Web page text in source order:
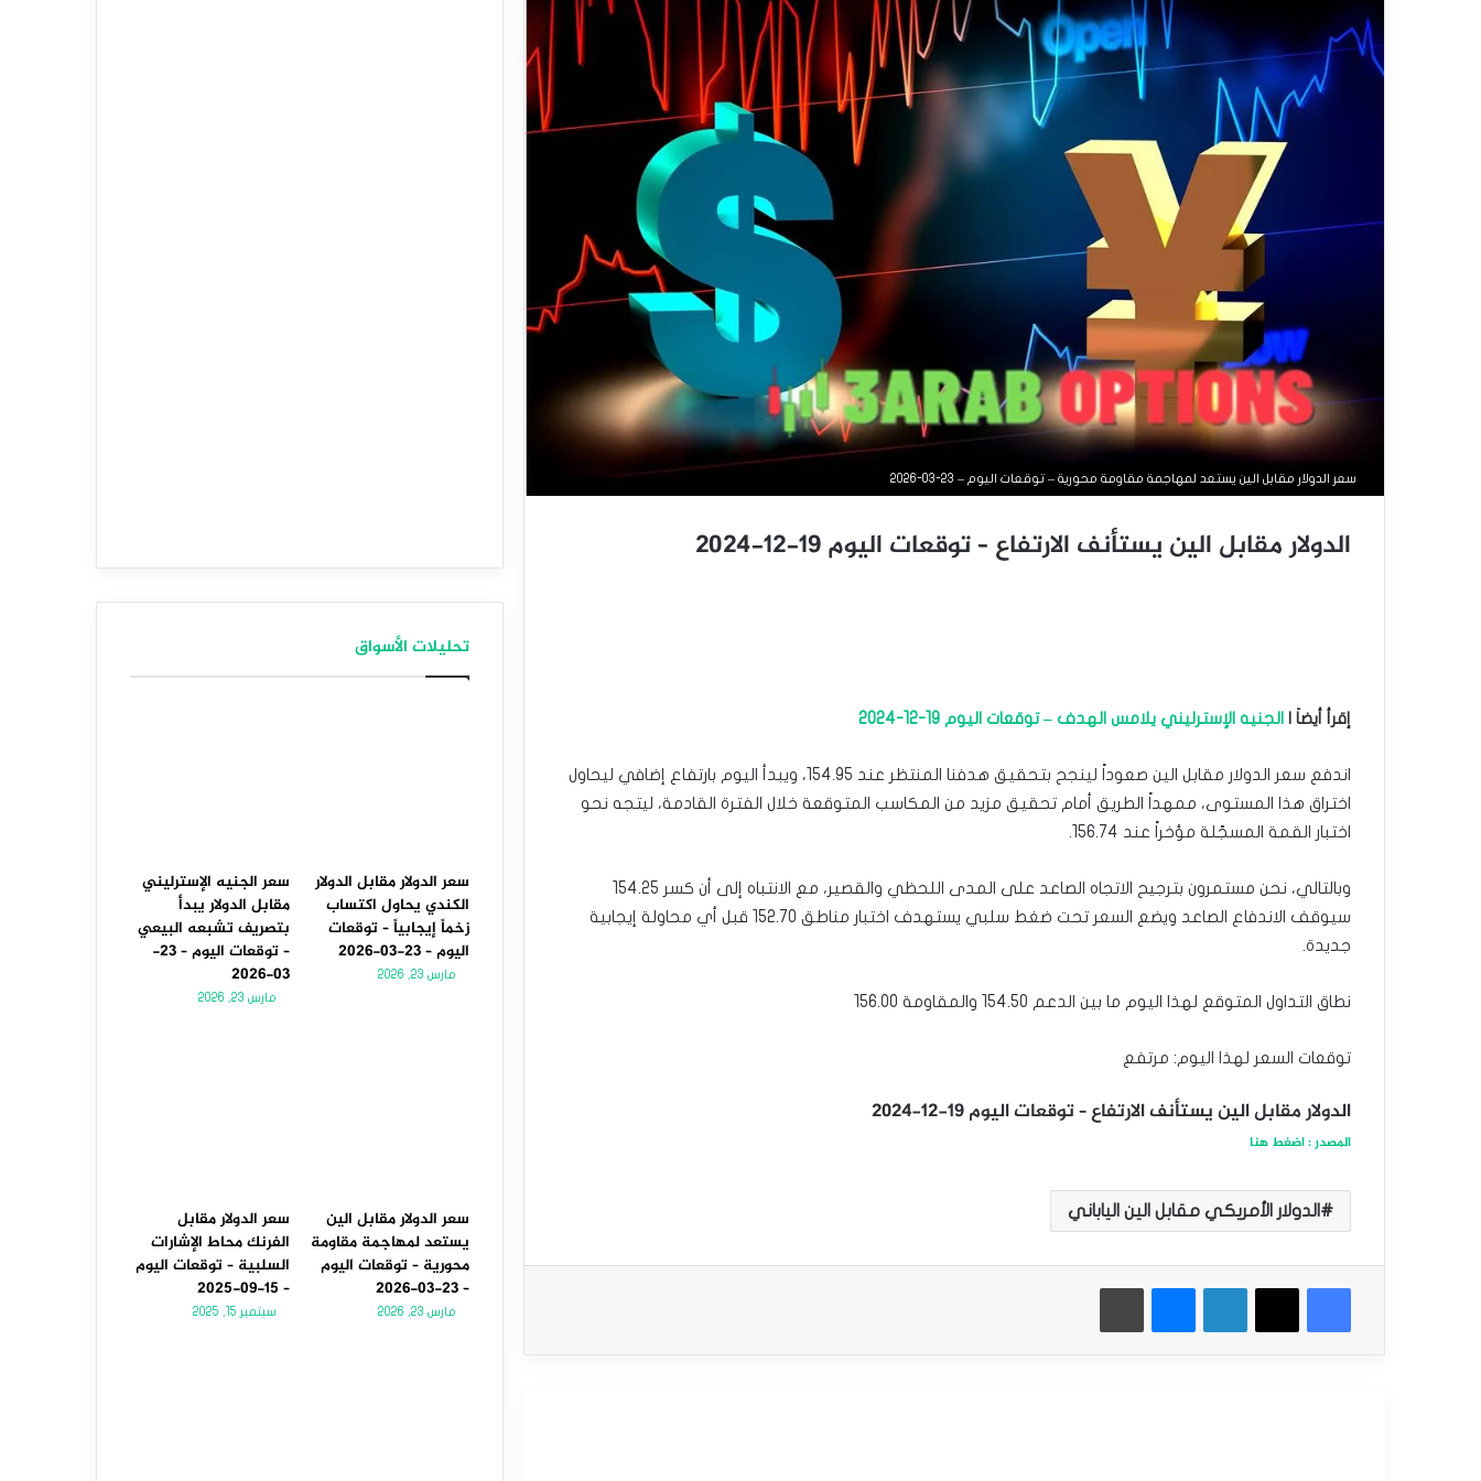
سعر الدولار مقابل الين يستعد لمهاجمة مقاومة محورية – توقعات اليوم – 23-03-2026
الدولار مقابل الين يستأنف الارتفاع – توقعات اليوم 19-12-2024
إقرأ أيضاَ | الجنيه الإسترليني يلامس الهدف – توقعات اليوم 19-12-2024
اندفع سعر الدولار مقابل الين صعوداً لينجح بتحقيق هدفنا المنتظر عند 154.95، ويبدأ اليوم بارتفاع إضافي ليحاول
اختراق هذا المستوى، ممهداً الطريق أمام تحقيق مزيد من المكاسب المتوقعة خلال الفترة القادمة، ليتجه نحو
اختبار القمة المسجّلة مؤخراً عند 156.74.
وبالتالي، نحن مستمرون بترجيح الاتجاه الصاعد على المدى اللحظي والقصير، مع الانتباه إلى أن كسر 154.25
سيوقف الاندفاع الصاعد ويضع السعر تحت ضغط سلبي يستهدف اختبار مناطق 152.70 قبل أي محاولة إيجابية
جديدة.
نطاق التداول المتوقع لهذا اليوم ما بين الدعم 154.50 والمقاومة 156.00
توقعات السعر لهذا اليوم: مرتفع
الدولار مقابل الين يستأنف الارتفاع – توقعات اليوم 19-12-2024
المصدر : اضغط هنا
الدولار الأمريكي مقابل الين الياباني
فيسبوك
‫X لينكدإن ماسنجر طباعة
السلبية – توقعات اليوم – 12-08-2025
تحليلات الأسواق
سعر الدولار مقابل الدولار
الكندي يحاول اكتساب
زخماً إيجابياً – توقعات
اليوم – 23-03-2026
مارس 23, 2026
سعر الجنيه الإسترليني
مقابل الدولار يبدأ
بتصريف تشبعه البيعي
– توقعات اليوم – 23-
03-2026
مارس 23, 2026
سعر الدولار مقابل الين
يستعد لمهاجمة مقاومة
محورية – توقعات اليوم
– 23-03-2026
مارس 23, 2026
سعر الدولار مقابل
الفرنك محاط الإشارات
السلبية – توقعات اليوم
– 15-09-2025
سبتمبر 15, 2025